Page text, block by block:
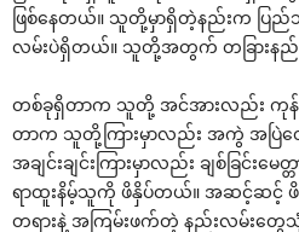
ဖြစ်နေတယ်။ သူတို့မှာရှိတဲ့နည်းက ပြ
လမ်းပဲရှိတယ်။ သူတို့အတွက် တခြားနည်
တစ်ခုရှိတာက သူတို့ အင်အားလည်း ကုန်
တာက သူတို့ကြားမှာလည်း အကွဲ အပ
အချင်းချင်းကြားမှာလည်း ချစ်ခြင်း
ရာထူးနိမ့်သူကို ဖိနှိပ်တယ်။ အဆင့်ဆင့် ဖိ
တရားနဲ့ အကြမ်းဖက်တဲ့ နည်းလမ်းတွေသုံး